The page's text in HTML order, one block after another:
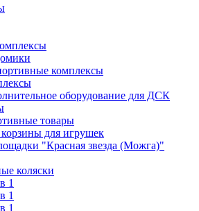
комплексы
оборудование для ДСК
товары
для игрушек
"Красная звезда (Можга)"
коляски
1
1
1